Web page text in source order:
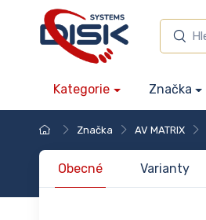
Kategorie Značka
Značka AV MATRIX
Obecné Varianty